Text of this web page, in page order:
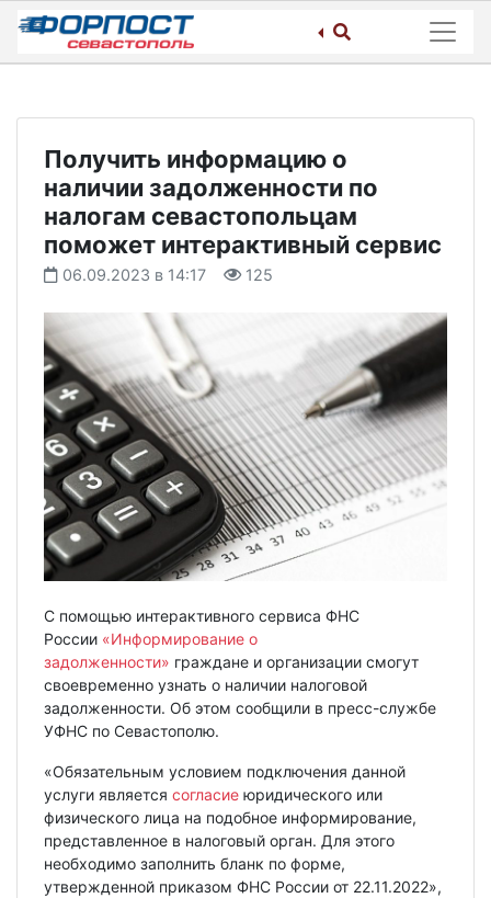
Skip
content
Получить информацию о
наличии задолженности по
налогам севастопольцам
поможет интерактивный сервис
06.09.2023 в 14:17 125
С помощью интерактивного сервиса ФНС
России «Информирование о
задолженности» граждане и организации смогут
своевременно узнать о наличии налоговой
задолженности. Об этом сообщили в пресс-службе
УФНС по Севастополю.
«Обязательным условием подключения данной
услуги является согласие юридического или
физического лица на подобное информирование,
представленное в налоговый орган. Для этого
необходимо заполнить бланк по форме,
утвержденной приказом ФНС России от 22.11.2022»,